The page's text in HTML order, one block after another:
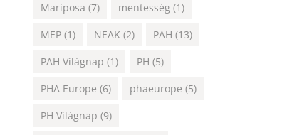
Mariposa (7) mentesség (1)
MEP (1) NEAK (2) PAH (13)
PAH Világnap (1) PH (5)
PHA Europe (6) phaeurope (5)
PH Világnap (9)